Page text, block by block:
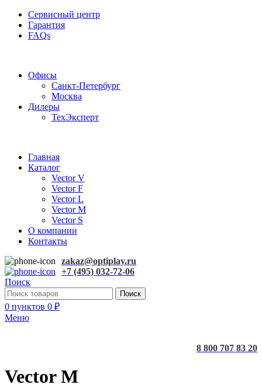
Сервисный центр
Гарантия
FAQs
Офисы
Санкт-Петербург
Москва
Дилеры
ТехЭксперт
Главная
Каталог
Vector V
Vector F
Vector L
Vector M
Vector S
О компании
Контакты
zakaz@optiplay.ru
+7 (495) 032-72-06
Поиск
Поиск
0 пунктов 0 ₽
Меню
8 800 707 83 20
Vector M